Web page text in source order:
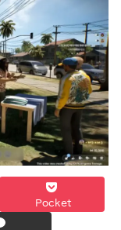
Pocket